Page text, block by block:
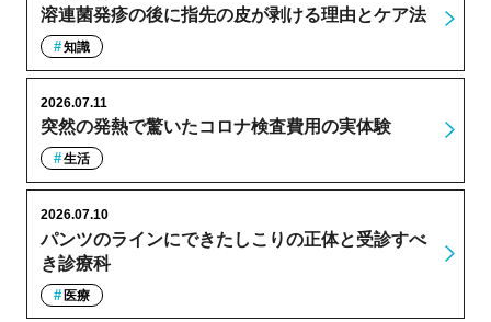
溶連菌発疹の後に指先の皮が剥ける理由とケア法
知識
突然の発熱で驚いたコロナ検査費用の実体験
2026.07.11
生活
パンツのラインにできたしこりの正体と受診すべ
き診療科
2026.07.10
医療